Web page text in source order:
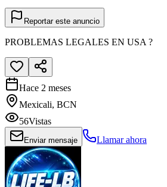
Reportar este anuncio
PROBLEMAS LEGALES EN USA ?
Hace 2 meses
Mexicali, BCN
56Vistas
Enviar mensaje Llamar ahora